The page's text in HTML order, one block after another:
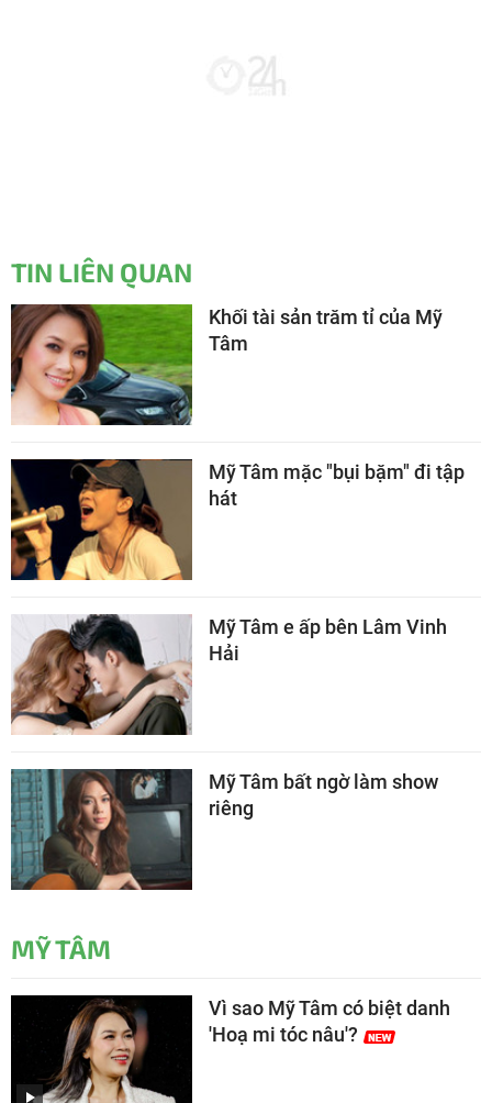
TIN LIÊN QUAN
Khối tài sản trăm tỉ của Mỹ
Tâm
Mỹ Tâm mặc "bụi bặm" đi tập
hát
Mỹ Tâm e ấp bên Lâm Vinh
Hải
Mỹ Tâm bất ngờ làm show
riêng
MỸ TÂM
Vì sao Mỹ Tâm có biệt danh
'Hoạ mi tóc nâu'?